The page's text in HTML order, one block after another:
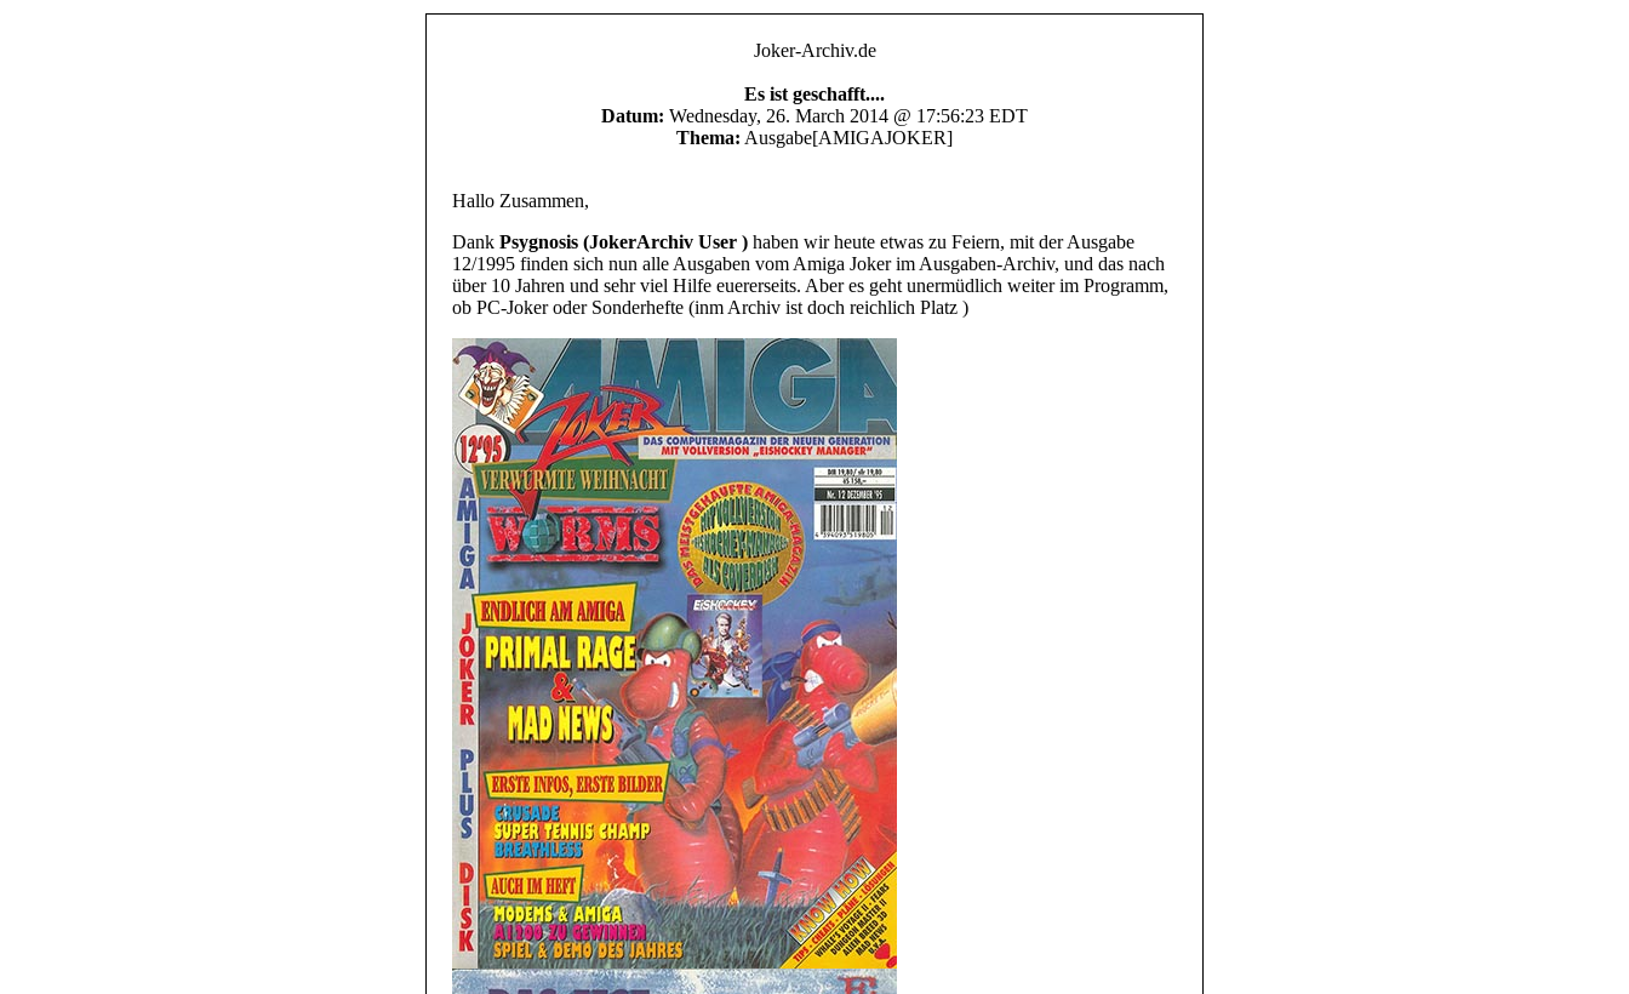
Joker-Archiv.de
Es ist geschafft....
Datum: Wednesday, 26. March 2014 @ 17:56:23 EDT
Thema: Ausgabe[AMIGAJOKER]
Hallo Zusammen,
Dank Psygnosis (JokerArchiv User ) haben wir heute etwas zu Feiern, mit der Ausgabe
12/1995 finden sich nun alle Ausgaben vom Amiga Joker im Ausgaben-Archiv, und das nach
über 10 Jahren und sehr viel Hilfe euererseits. Aber es geht unermüdlich weiter im Programm,
ob PC-Joker oder Sonderhefte (inm Archiv ist doch reichlich Platz )